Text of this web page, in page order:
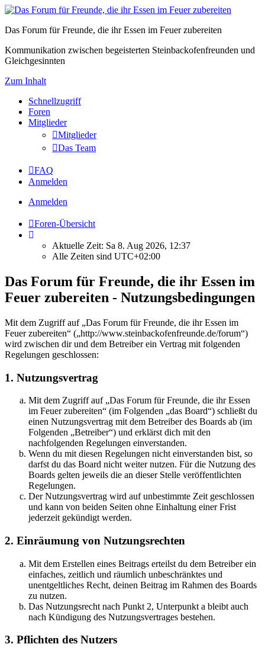
Das Forum für Freunde, die ihr Essen im Feuer zubereiten
Kommunikation zwischen begeisterten Steinbackofenfreunden und
Gleichgesinnten
Zum Inhalt
Schnellzugriff
Foren
Mitglieder
Mitglieder
Das Team
FAQ
Anmelden
Anmelden
Foren-Übersicht
Aktuelle Zeit: Sa 8. Aug 2026, 12:37
Alle Zeiten sind UTC+02:00
Das Forum für Freunde, die ihr Essen im
Feuer zubereiten - Nutzungsbedingungen
Mit dem Zugriff auf „Das Forum für Freunde, die ihr Essen im
Feuer zubereiten“ („http://www.steinbackofenfreunde.de/forum“)
wird zwischen dir und dem Betreiber ein Vertrag mit folgenden
Regelungen geschlossen:
1. Nutzungsvertrag
Mit dem Zugriff auf „Das Forum für Freunde, die ihr Essen
im Feuer zubereiten“ (im Folgenden „das Board“) schließt du
einen Nutzungsvertrag mit dem Betreiber des Boards ab (im
Folgenden „Betreiber“) und erklärst dich mit den
nachfolgenden Regelungen einverstanden.
Wenn du mit diesen Regelungen nicht einverstanden bist, so
darfst du das Board nicht weiter nutzen. Für die Nutzung des
Boards gelten jeweils die an dieser Stelle veröffentlichten
Regelungen.
Der Nutzungsvertrag wird auf unbestimmte Zeit geschlossen
und kann von beiden Seiten ohne Einhaltung einer Frist
jederzeit gekündigt werden.
2. Einräumung von Nutzungsrechten
Mit dem Erstellen eines Beitrags erteilst du dem Betreiber ein
einfaches, zeitlich und räumlich unbeschränktes und
unentgeltliches Recht, deinen Beitrag im Rahmen des Boards
zu nutzen.
Das Nutzungsrecht nach Punkt 2, Unterpunkt a bleibt auch
nach Kündigung des Nutzungsvertrages bestehen.
3. Pflichten des Nutzers